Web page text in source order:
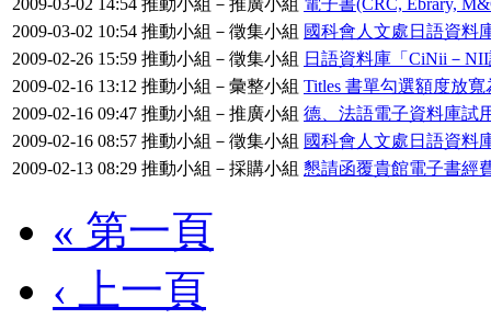
2009-03-02 10:54 推動小組－徵集小組 國科會人文處日語資料
2009-02-26 15:59 推動小組－徵集小組 日語資料庫「CiNii－
2009-02-16 13:12 推動小組－彙整小組 Titles 書單勾選額度放
2009-02-16 09:47 推動小組－推廣小組 德、法語電子資料庫試
2009-02-16 08:57 推動小組－徵集小組 國科會人文處日語資料
2009-02-13 08:29 推動小組－採購小組 懇請函覆貴館電子書經
« 第一頁
‹ 上一頁